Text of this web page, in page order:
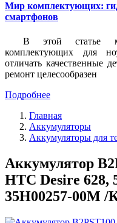
Мир комплектующих:
смартфонов
В этой статье
комплектующих для
отличать качественные
ремонт целесообразен
Подробнее
Главная
Аккумуляторы
Аккумуляторы для
Аккумулятор
HTC Desire 628,
35H00257-00M /